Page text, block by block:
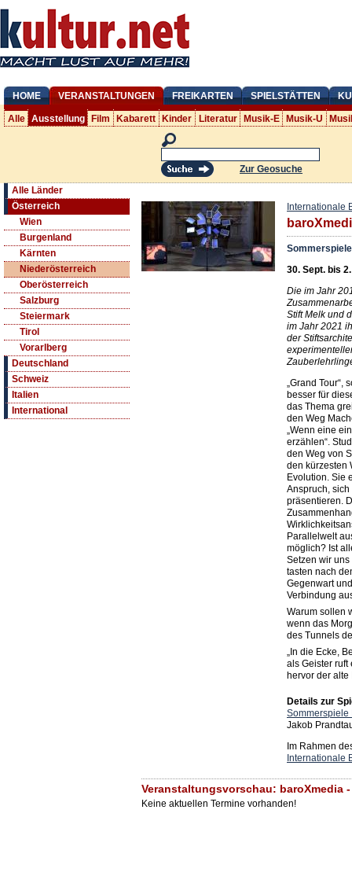
HOME VERANSTALTUNGEN FREIKARTEN SPIELSTÄTTEN
Alle Ausstellung Film Kabarett Kinder Literatur Musik-E Musik-U
Zur Geosuche
Alle Länder
Österreich
Wien
Burgenland
Kärnten
Niederösterreich
Oberösterreich
Salzburg
Steiermark
Tirol
Vorarlberg
Deutschland
Schweiz
Italien
International
Internationale
30. Sept. bis
Die im Jahr
Stift Melk und
im Jahr 2021
der
„Grand Tour“,
besser für
das Thema
den Weg
„Wenn eine
erzählen“.
den Weg von
den kürzesten
Evolution. Sie
Anspruch,
präsentieren.
Parallelwelt
möglich? Ist
Setzen wir
tasten nach
Gegenwart
Verbindung
Warum sollen
wenn das
des Tunnels
„In die Ecke,
als Geister ruft
hervor der alte
Details zur
Sommerspiele
Jakob
Im Rahmen
Internationale
Veranstaltungsvorschau: baroXmedia
Keine aktuellen Termine vorhanden!